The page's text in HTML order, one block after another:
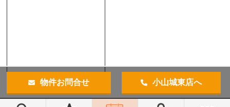
物件お問合せ 小山城東店へ